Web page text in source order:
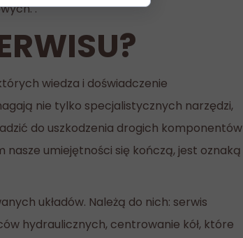
.
wiedza i doświadczenie
nie tylko specjalistycznych narzędzi,
do uszkodzenia drogich komponentów
umiejętności się kończą, jest oznaką
układów. Należą do nich: serwis
hydraulicznych, centrowanie kół, które